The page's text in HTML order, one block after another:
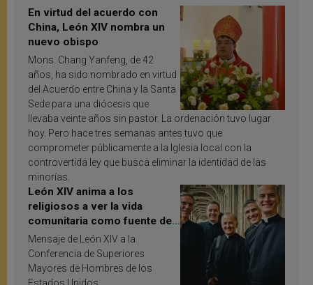
En virtud del acuerdo con
China, León XIV nombra un
nuevo obispo
Mons. Chang Yanfeng, de 42
años, ha sido nombrado en virtud
del Acuerdo entre China y la Santa
Sede para una diócesis que
llevaba veinte años sin pastor. La ordenación tuvo lugar
hoy. Pero hace tres semanas antes tuvo que
comprometer públicamente a la Iglesia local con la
controvertida ley que busca eliminar la identidad de las
minorías.
León XIV anima a los
religiosos a ver la vida
comunitaria como fuente de
inspiración y santificación
Mensaje de León XIV a la
Conferencia de Superiores
Mayores de Hombres de los